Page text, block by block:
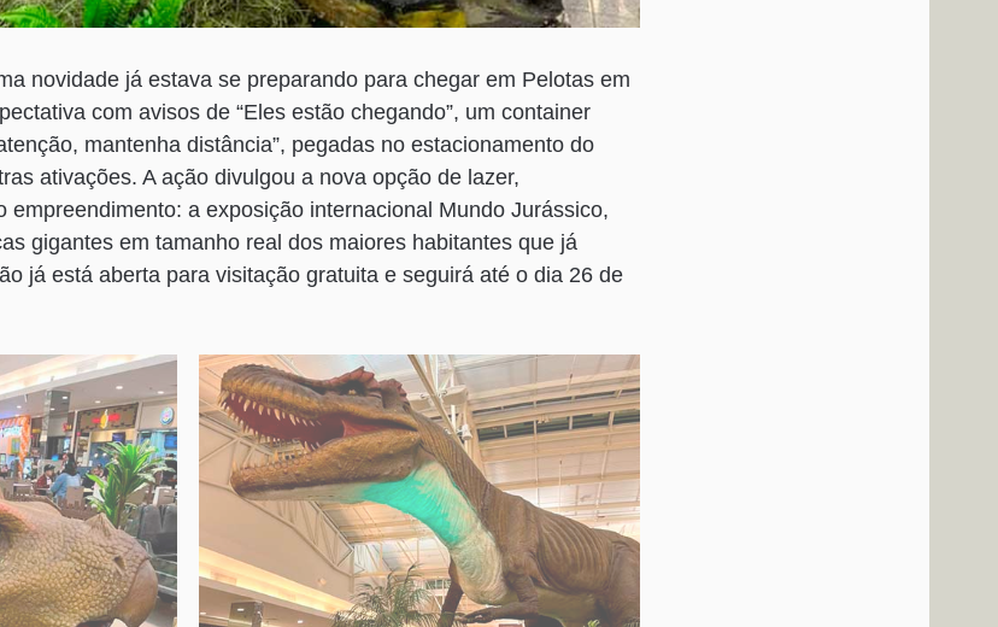
novidade já estava se preparando para chegar em Pelotas em
com avisos de “Eles estão chegando”, um container
mantenha distância”, pegadas no estacionamento do
ativações. A ação divulgou a nova opção de lazer,
empreendimento: a exposição internacional Mundo Jurássico,
gigantes em tamanho real dos maiores habitantes que já
já está aberta para visitação gratuita e seguirá até o dia 26 de